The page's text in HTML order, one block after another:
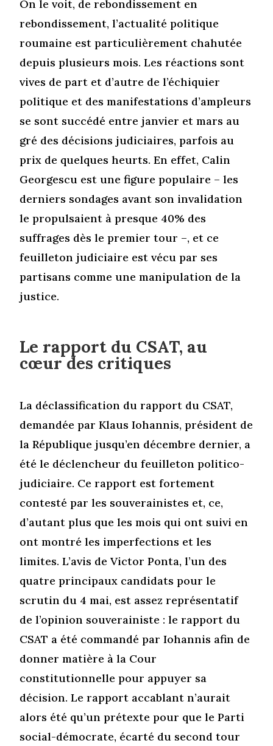
On le voit, de rebondissement en
rebondissement, l’actualité politique
roumaine est particulièrement chahutée
depuis plusieurs mois. Les réactions sont
vives de part et d’autre de l’échiquier
politique et des manifestations d’ampleurs
se sont succédé entre janvier et mars au
gré des décisions judiciaires, parfois au
prix de quelques heurts. En effet, Calin
Georgescu est une figure populaire – les
derniers sondages avant son invalidation
le propulsaient à presque 40% des
suffrages dès le premier tour –, et ce
feuilleton judiciaire est vécu par ses
partisans comme une manipulation de la
justice.
Le rapport du CSAT, au
cœur des critiques
La déclassification du rapport du CSAT,
demandée par Klaus Iohannis, président de
la République jusqu’en décembre dernier, a
été le déclencheur du feuilleton politico-
judiciaire. Ce rapport est fortement
contesté par les souverainistes et, ce,
d’autant plus que les mois qui ont suivi en
ont montré les imperfections et les
limites. L’avis de Victor Ponta, l’un des
quatre principaux candidats pour le
scrutin du 4 mai, est assez représentatif
de l’opinion souverainiste : le rapport du
CSAT a été commandé par Iohannis afin de
donner matière à la Cour
constitutionnelle pour appuyer sa
décision. Le rapport accablant n’aurait
alors été qu’un prétexte pour que le Parti
social-démocrate, écarté du second tour